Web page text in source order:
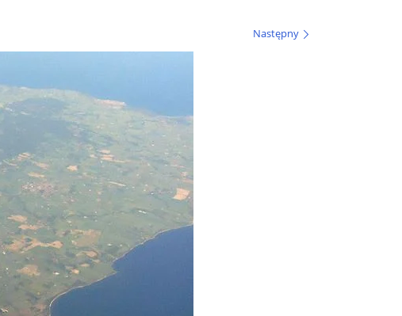
Następny